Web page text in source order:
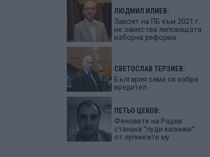
ЛЮДМИЛ ИЛИЕВ:
Завоят на ПБ към 2021 г.
не замества липсващата
изборна реформа
СВЕТОСЛАВ ТЕРЗИЕВ:
България сама си избра
вредител
ПЕТЬО ЦЕКОВ:
Феновете на Радев
станаха "луди калинки"
от лупингите му